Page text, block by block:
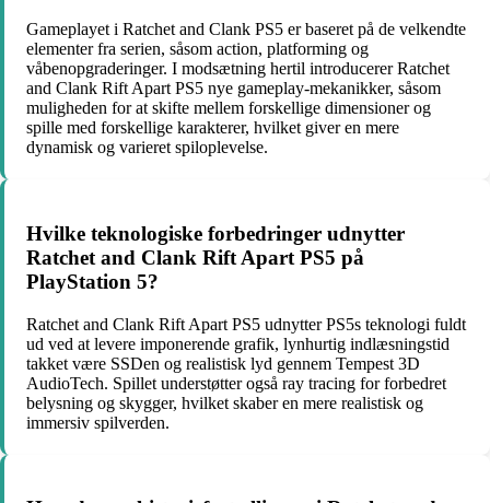
Gameplayet i Ratchet and Clank PS5 er baseret på de velkendte
elementer fra serien, såsom action, platforming og
våbenopgraderinger. I modsætning hertil introducerer Ratchet
and Clank Rift Apart PS5 nye gameplay-mekanikker, såsom
muligheden for at skifte mellem forskellige dimensioner og
spille med forskellige karakterer, hvilket giver en mere
dynamisk og varieret spiloplevelse.
Hvilke teknologiske forbedringer udnytter
Ratchet and Clank Rift Apart PS5 på
PlayStation 5?
Ratchet and Clank Rift Apart PS5 udnytter PS5s teknologi fuldt
ud ved at levere imponerende grafik, lynhurtig indlæsningstid
takket være SSDen og realistisk lyd gennem Tempest 3D
AudioTech. Spillet understøtter også ray tracing for forbedret
belysning og skygger, hvilket skaber en mere realistisk og
immersiv spilverden.